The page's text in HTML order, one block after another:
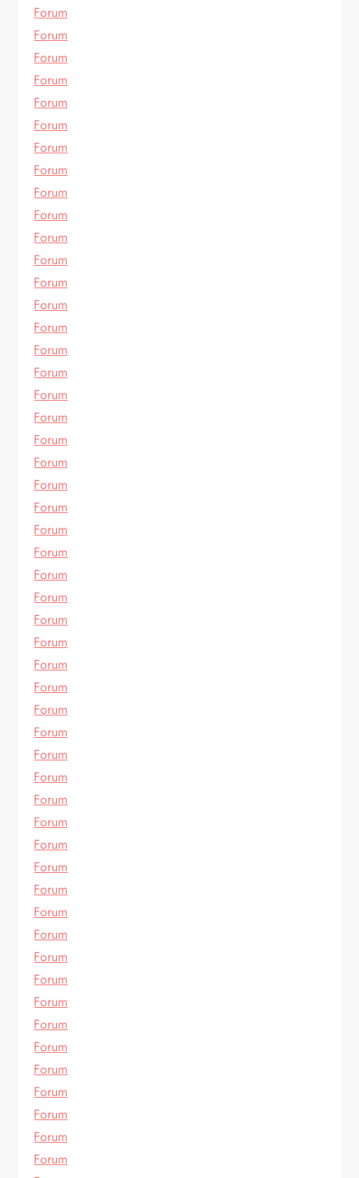
Forum
Forum
Forum
Forum
Forum
Forum
Forum
Forum
Forum
Forum
Forum
Forum
Forum
Forum
Forum
Forum
Forum
Forum
Forum
Forum
Forum
Forum
Forum
Forum
Forum
Forum
Forum
Forum
Forum
Forum
Forum
Forum
Forum
Forum
Forum
Forum
Forum
Forum
Forum
Forum
Forum
Forum
Forum
Forum
Forum
Forum
Forum
Forum
Forum
Forum
Forum
Forum